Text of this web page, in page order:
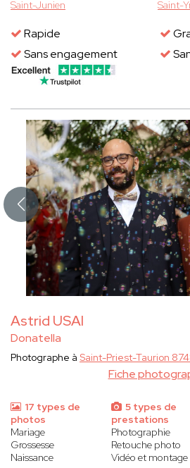
Saint-Junien
Saint-
Rapide
Sans engagement
Astrid USAI
Donatella
Fiche
Photographe à Saint-Priest-Taurion
17 types de
photos
Mariage
Grossesse
Naissance
5 types de
prestations
Photographie
Retouche photo
Vidéo et montage